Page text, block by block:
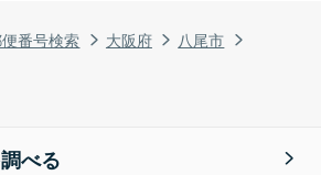
番号検索 大阪府
八尾市
べる